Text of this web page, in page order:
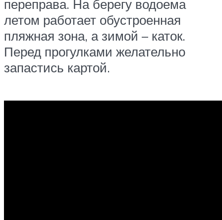
переправа. На берегу водоема
летом работает обустроенная
пляжная зона, а зимой – каток.
Перед прогулками желательно
запастись картой.